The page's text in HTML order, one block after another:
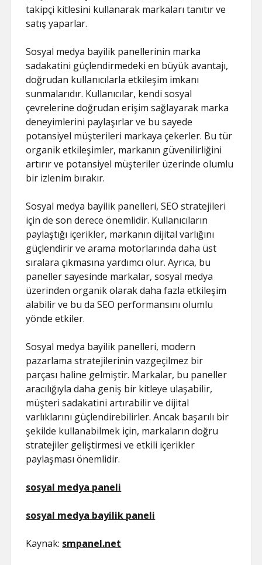
takipçi kitlesini kullanarak markaları tanıtır ve
satış yaparlar.
Sosyal medya bayilik panellerinin marka
sadakatini güçlendirmedeki en büyük avantajı,
doğrudan kullanıcılarla etkileşim imkanı
sunmalarıdır. Kullanıcılar, kendi sosyal
çevrelerine doğrudan erişim sağlayarak marka
deneyimlerini paylaşırlar ve bu sayede
potansiyel müşterileri markaya çekerler. Bu tür
organik etkileşimler, markanın güvenilirliğini
artırır ve potansiyel müşteriler üzerinde olumlu
bir izlenim bırakır.
Sosyal medya bayilik panelleri, SEO stratejileri
için de son derece önemlidir. Kullanıcıların
paylaştığı içerikler, markanın dijital varlığını
güçlendirir ve arama motorlarında daha üst
sıralara çıkmasına yardımcı olur. Ayrıca, bu
paneller sayesinde markalar, sosyal medya
üzerinden organik olarak daha fazla etkileşim
alabilir ve bu da SEO performansını olumlu
yönde etkiler.
Sosyal medya bayilik panelleri, modern
pazarlama stratejilerinin vazgeçilmez bir
parçası haline gelmiştir. Markalar, bu paneller
aracılığıyla daha geniş bir kitleye ulaşabilir,
müşteri sadakatini artırabilir ve dijital
varlıklarını güçlendirebilirler. Ancak başarılı bir
şekilde kullanabilmek için, markaların doğru
stratejiler geliştirmesi ve etkili içerikler
paylaşması önemlidir.
sosyal medya paneli
sosyal medya bayilik paneli
Kaynak: smpanel.net